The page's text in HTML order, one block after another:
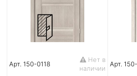
Арт. 150-0118
Нет в
наличии
Арт.